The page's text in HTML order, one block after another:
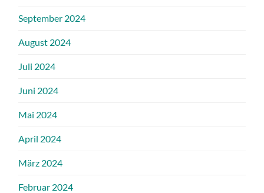
September 2024
August 2024
Juli 2024
Juni 2024
Mai 2024
April 2024
März 2024
Februar 2024